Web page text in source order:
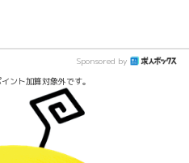
Sponsored by
ント加算対象外です。